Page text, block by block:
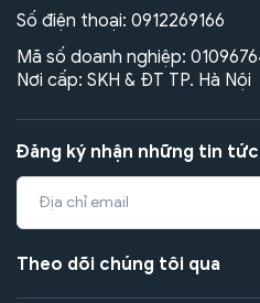
Số điện thoại: 0912269166
Mã số doanh nghiệp:
Nơi cấp: SKH & ĐT TP. Hà Nội
Đăng ký nhận những tin
Theo dõi chúng tôi qua